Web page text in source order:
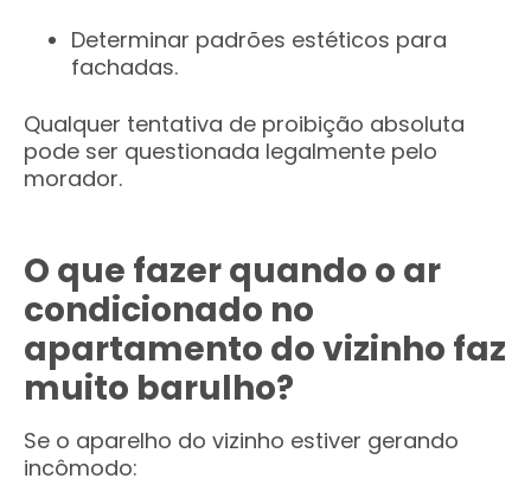
Determinar padrões estéticos para
fachadas.
Qualquer tentativa de proibição absoluta
pode ser questionada legalmente pelo
morador.
O que fazer quando o ar
condicionado no
apartamento do vizinho faz
muito barulho?
Se o aparelho do vizinho estiver gerando
incômodo: